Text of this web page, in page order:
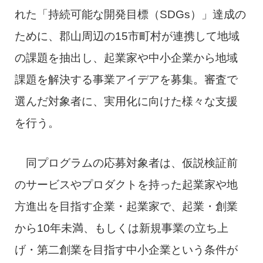
れた「持続可能な開発目標（SDGs）」達成の
ために、郡山周辺の15市町村が連携して地域
の課題を抽出し、起業家や中小企業から地域
課題を解決する事業アイデアを募集。審査で
選んだ対象者に、実用化に向けた様々な支援
を行う。
同プログラムの応募対象者は、仮説検証前
のサービスやプロダクトを持った起業家や地
方進出を目指す企業・起業家で、起業・創業
から10年未満、もしくは新規事業の立ち上
げ・第二創業を目指す中小企業という条件が